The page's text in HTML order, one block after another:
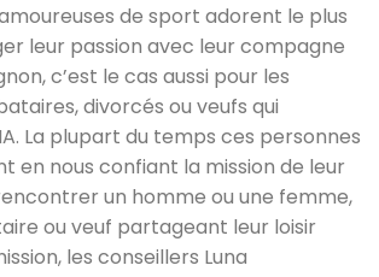
de sport adorent le plus
leur passion avec leur compagne
c’est le cas aussi pour les
divorcés ou veufs qui
La plupart du temps ces personnes
en nous confiant la mission de leur
un homme ou une femme,
ou veuf partageant leur loisir
les conseillers Luna